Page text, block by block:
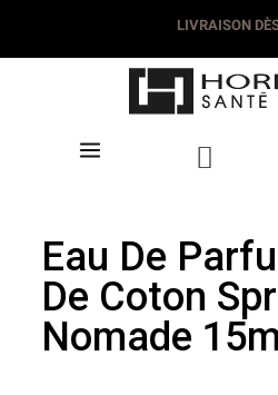
LIVRAISON
Eau De
De Coton
Nomade